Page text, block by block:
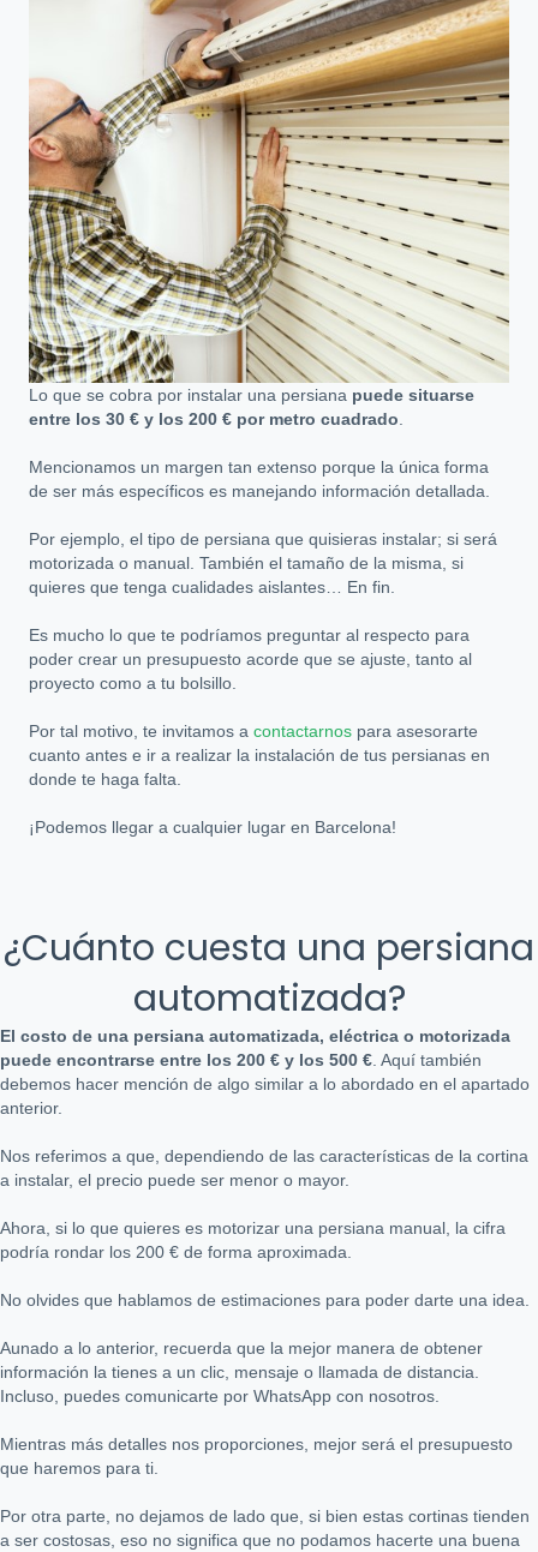
Lo que se cobra por instalar una persiana puede situarse
entre los 30 € y los 200 € por metro cuadrado
Mencionamos un margen tan extenso porque la única forma
de ser más específicos es manejando información detallada.
Por ejemplo, el tipo de persiana que quisieras instalar; si será
motorizada o manual. También el tamaño de la misma, si
quieres que tenga cualidades aislantes… En fin.
Es mucho lo que te podríamos preguntar al respecto para
poder crear un presupuesto acorde que se ajuste, tanto al
proyecto como a tu bolsillo.
Por tal motivo, te invitamos a contactarnos para asesorarte
cuanto antes e ir a realizar la instalación de tus persianas en
donde te haga falta.
¡Podemos llegar a cualquier lugar en Barcelona!
¿Cuánto cuesta una persiana
automatizada?
El costo de una persiana automatizada, eléctrica o motorizada
puede encontrarse entre los 200 € y los 500 € . Aquí también
debemos hacer mención de algo similar a lo abordado en el apartado
anterior.
Nos referimos a que, dependiendo de las características de la cortina
a instalar, el precio puede ser menor o mayor.
Ahora, si lo que quieres es motorizar una persiana manual, la cifra
podría rondar los 200 € de forma aproximada.
No olvides que hablamos de estimaciones para poder darte una idea.
Aunado a lo anterior, recuerda que la mejor manera de obtener
información la tienes a un clic, mensaje o llamada de distancia.
Incluso, puedes comunicarte por WhatsApp con nosotros.
Mientras más detalles nos proporciones, mejor será el presupuesto
que haremos para ti.
Por otra parte, no dejamos de lado que, si bien estas cortinas tienden
a ser costosas, eso no significa que no podamos hacerte una buena